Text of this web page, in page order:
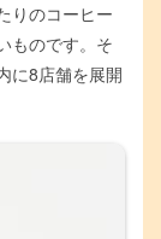
りのコーヒー
ものです。そ
に8店舗を展開